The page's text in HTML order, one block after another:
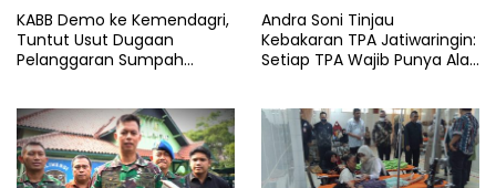
KABB Demo ke Kemendagri,
Tuntut Usut Dugaan
Pelanggaran Sumpah
Andra Soni Tinjau
Kebakaran TPA Jatiwaringin:
Setiap TPA Wajib Punya Alat